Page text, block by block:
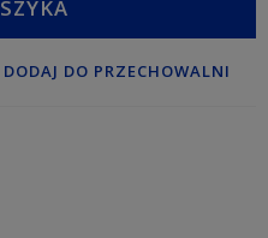
DODAJ DO PRZECHOWALNI